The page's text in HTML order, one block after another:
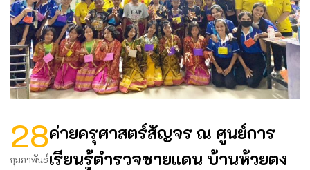
28
กุมภาพันธ์
ค่ายครุศาสตร์สัญจร ณ ศูนย์การ
เรียนรู้ตำรวจชายแดน บ้านห้วยตง